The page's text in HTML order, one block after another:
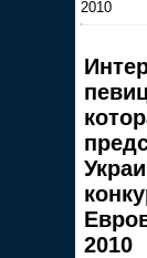
2010
2010